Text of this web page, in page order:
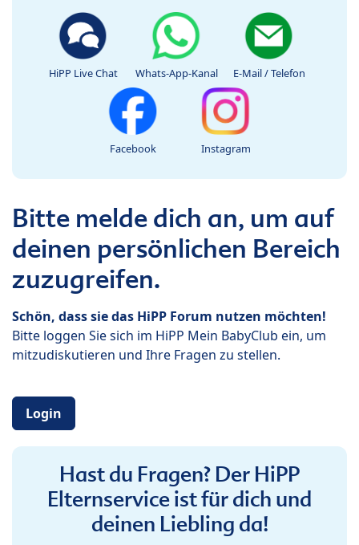
HiPP Live Chat Whats-App-Kanal E-Mail / Telefon
Facebook Instagram
Bitte melde dich an, um auf
deinen persönlichen Bereich
zuzugreifen.
Schön, dass sie das HiPP Forum nutzen möchten!
Bitte loggen Sie sich im HiPP Mein BabyClub ein, um
mitzudiskutieren und Ihre Fragen zu stellen.
Login
Hast du Fragen? Der HiPP
Elternservice ist für dich und
deinen Liebling da!